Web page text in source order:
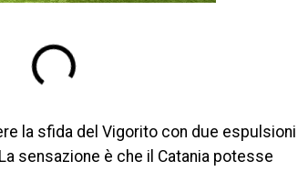
la sfida del Vigorito con due espulsioni
sensazione è che il Catania potesse